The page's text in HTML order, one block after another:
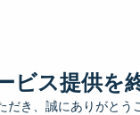
ビス提供を
き、誠にありがとう